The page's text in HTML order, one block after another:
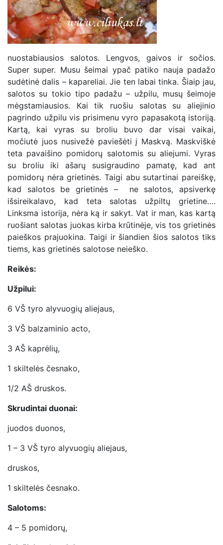
nuostabiausios salotos. Lengvos, gaivos ir sočios.
Super super. Musu šeimai ypač patiko nauja padažo
sudėtinė dalis – kapareliai. Jie ten labai tinka. Šiaip jau,
salotos su tokio tipo padažu – užpilu, musų šeimoje
mėgstamiausios. Kai tik ruošiu salotas su aliejinio
pagrindo užpilu vis prisimenu vyro papasakotą istoriją.
Kartą, kai vyras su broliu buvo dar visai vaikai,
močiutė juos nusivežė paviešėti į Maskvą. Maskviškė
teta pavaišino pomidorų salotomis su aliejumi. Vyras
su broliu iki ašarų susigraudino pamatę, kad ant
pomidorų nėra grietinės. Taigi abu sutartinai pareiškę,
kad salotos be grietinės – ne salotos, apsiverkę
išsireikalavo, kad teta salotas užpiltų grietine….
Linksma istorija, nėra ką ir sakyt. Vat ir man, kas kartą
ruošiant salotas juokas kirba krūtinėje, vis tos grietinės
paieškos prajuokina. Taigi ir šiandien šios salotos tiks
tiems, kas grietinės salotose neieško.
Reikės:
Užpilui:
6 VŠ tyro alyvuogių aliejaus,
3 VŠ balzaminio acto,
3 AŠ kaprėlių,
1 skiltelės česnako,
1/2 AŠ druskos.
Skrudintai duonai:
juodos duonos,
1 – 3 VŠ tyro alyvuogių aliejaus,
druskos,
1 skiltelės česnako.
Salotoms:
4 – 5 pomidorų,